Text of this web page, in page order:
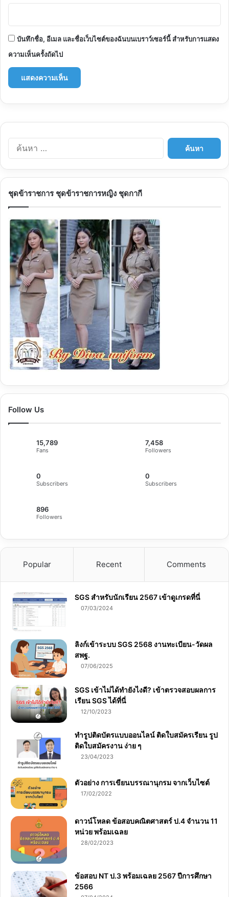
บันทึกชื่อ, อีเมล และชื่อเว็บไซต์ของฉันบนเบราว์เซอร์นี้ สำหรับการแสดง
ความเห็นครั้งถัดไป
ค้นหา
ชุดข้าราชการ ชุดข้าราชการหญิง ชุดกากี
Follow Us
15,789
Fans
7,458
Followers
0
Subscribers
0
Subscribers
896
Followers
Popular Recent Comments
SGS สําหรับนักเรียน 2567 เข้าดูเกรดที่นี่
07/03/2024
ลิงก์เข้าระบบ SGS 2568 งานทะเบียน-วัดผล
สพฐ.
07/06/2025
SGS เข้าไม่ได้ทำยังไงดี? เข้าตรวจสอบผลการ
เรียน SGS ได้ที่นี่
12/10/2023
ทำรูปติดบัตรแบบออนไลน์ ติดใบสมัครเรียน รูป
ติดใบสมัครงาน ง่าย ๆ
23/04/2023
ตัวอย่าง การเขียนบรรณานุกรม จากเว็บไซต์
17/02/2022
ดาวน์โหลด ข้อสอบคณิตศาสตร์ ป.4 จำนวน 11
หน่วย พร้อมเฉลย
28/02/2023
ข้อสอบ NT ป.3 พร้อมเฉลย 2567 ปีการศึกษา
2566